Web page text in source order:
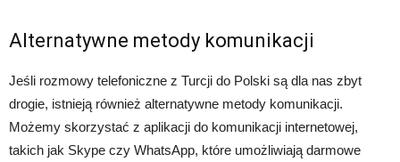
Alternatywne metody komunikacji
Jeśli rozmowy telefoniczne z Turcji do Polski są dla nas zbyt
drogie, istnieją również alternatywne metody komunikacji.
Możemy skorzystać z aplikacji do komunikacji internetowej,
takich jak Skype czy WhatsApp, które umożliwiają darmowe